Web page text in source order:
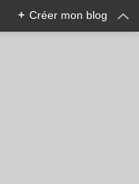
+ Créer mon blog